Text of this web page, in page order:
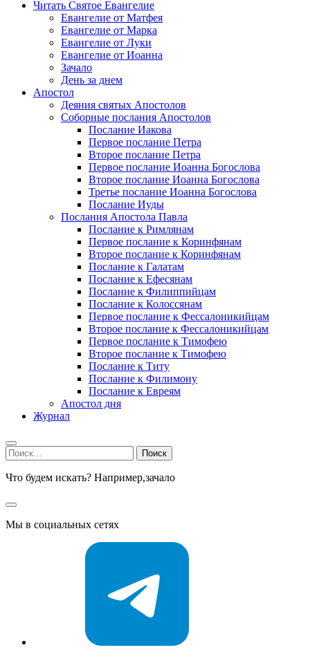
Читать Святое Евангелие
Евангелие от Матфея
Евангелие от Марка
Евангелие от Луки
Евангелие от Иоанна
Зачало
День за днем
Апостол
Деяния святых Апостолов
Соборные послания Апостолов
Послание Иакова
Первое послание Петра
Второе послание Петра
Первое послание Иоанна Богослова
Второе послание Иоанна Богослова
Третье послание Иоанна Богослова
Послание Иуды
Послания Апостола Павла
Послание к Римлянам
Первое послание к Коринфянам
Второе послание к Коринфянам
Послание к Галатам
Послание к Ефесянам
Послание к Филиппийцам
Послание к Колоссянам
Первое послание к Фессалоникийцам
Второе послание к Фессалоникийцам
Первое послание к Тимофею
Второе послание к Тимофею
Послание к Титу
Послание к Филимону
Послание к Евреям
Апостол дня
Журнал
Найти:
Что будем искать? Например,зачало
Мы в социальных сетях